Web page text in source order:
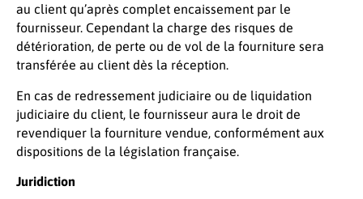
au client qu’après complet encaissement par le
fournisseur. Cependant la charge des risques de
détérioration, de perte ou de vol de la fourniture sera
transférée au client dès la réception.
En cas de redressement judiciaire ou de liquidation
judiciaire du client, le fournisseur aura le droit de
revendiquer la fourniture vendue, conformément aux
dispositions de la législation française.
Juridiction